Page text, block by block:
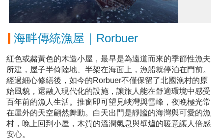
海畔傳統漁屋｜Rorbuer
紅色或赭黃色的木造小屋，最早是為遠道而來的季節性漁夫
所建，屋子半倚陸地、半架在海面上，漁船就停泊在門前。
經過細心修繕後，如今的Rorbuer不僅保留了北國漁村的原
始風貌，還融入現代化的設施，讓旅人能在舒適環境中感受
百年前的漁人生活。推窗即可望見峽灣與雪峰，夜晚極光常
在屋外的天空翩然舞動。白天出門是靜謐的海灣與可愛的漁
村，晚上回到小屋，木質的溫潤氣息與壁爐的暖意讓人倍感
安心。